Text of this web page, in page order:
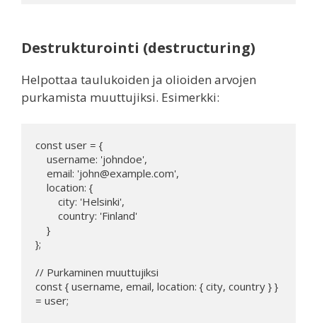
Destrukturointi (destructuring)
Helpottaa taulukoiden ja olioiden arvojen
purkamista muuttujiksi. Esimerkki:
const user = {
};
// Purkaminen muuttujiksi
const { username, email, location: { city, country } }
= user;